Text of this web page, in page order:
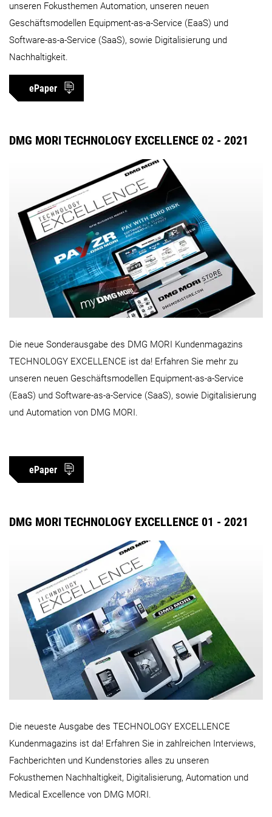
unseren Fokusthemen Automation, unseren neuen
Geschäftsmodellen Equipment-as-a-Service (EaaS) und
Software-as-a-Service (SaaS), sowie Digitalisierung und
Nachhaltigkeit.
ePaper
DMG MORI TECHNOLOGY EXCELLENCE 02 - 2021
Die neue Sonderausgabe des DMG MORI Kundenmagazins
TECHNOLOGY EXCELLENCE ist da! Erfahren Sie mehr zu
unseren neuen Geschäftsmodellen Equipment-as-a-Service
(EaaS) und Software-as-a-Service (SaaS), sowie Digitalisierung
und Automation von DMG MORI.
ePaper
DMG MORI TECHNOLOGY EXCELLENCE 01 - 2021
Die neueste Ausgabe des TECHNOLOGY EXCELLENCE
Kundenmagazins ist da! Erfahren Sie in zahlreichen Interviews,
Fachberichten und Kundenstories alles zu unseren
Fokusthemen Nachhaltigkeit, Digitalisierung, Automation und
Medical Excellence von DMG MORI.